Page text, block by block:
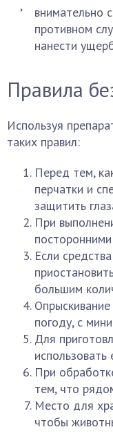
внимательно
противном
нанести
Правила
Используя
таких правил:
Перед тем,
перчатки и
защитить
При
Если
большим
погоду, с
Для
использовать
При
тем, что
Место для
чтобы